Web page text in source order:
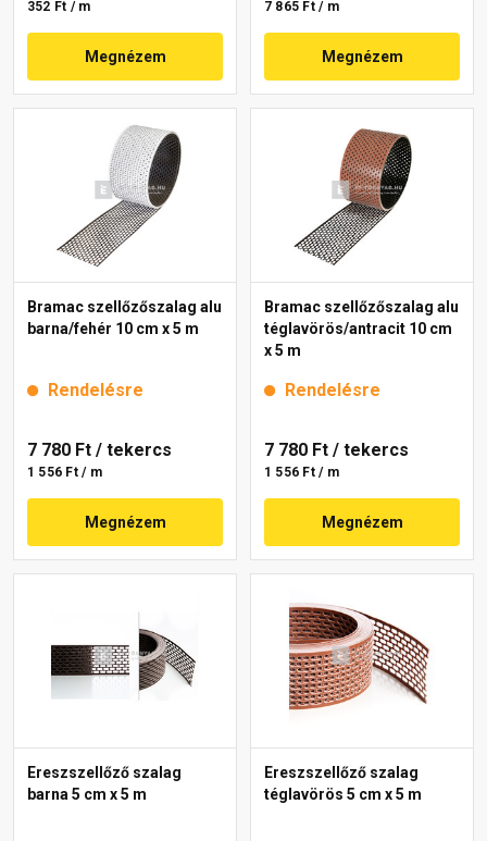
352 Ft / m
Megnézem
7 865 Ft / m
Megnézem
Bramac szellőzőszalag alu
barna/fehér 10 cm x 5 m
Rendelésre
7 780 Ft / tekercs
1 556 Ft / m
Megnézem
Bramac szellőzőszalag alu
téglavörös/antracit 10 cm
x 5 m
Rendelésre
7 780 Ft / tekercs
1 556 Ft / m
Megnézem
Ereszszellőző szalag
barna 5 cm x 5 m
Ereszszellőző szalag
téglavörös 5 cm x 5 m